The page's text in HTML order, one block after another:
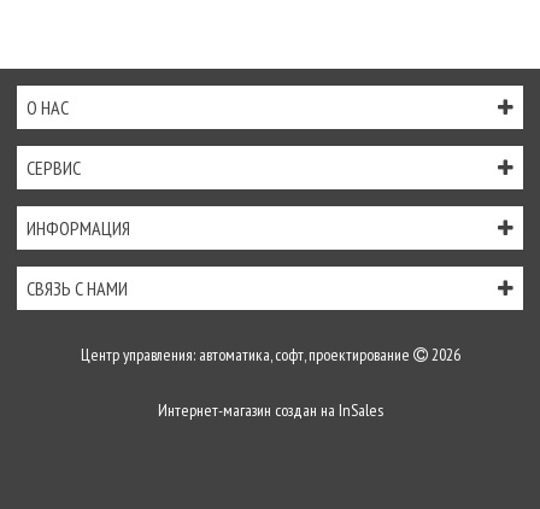
О НАС
СЕРВИС
ИНФОРМАЦИЯ
СВЯЗЬ С НАМИ
Центр управления: автоматика, софт, проектирование 2026
Интернет-магазин создан на InSales